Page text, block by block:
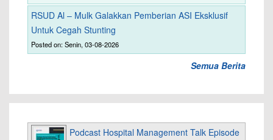
RSUD Al – Mulk Galakkan Pemberian ASI Eksklusif
Untuk Cegah Stunting
Posted on: Senin, 03-08-2026
Semua Berita
Podcast Hospital Management Talk Episode